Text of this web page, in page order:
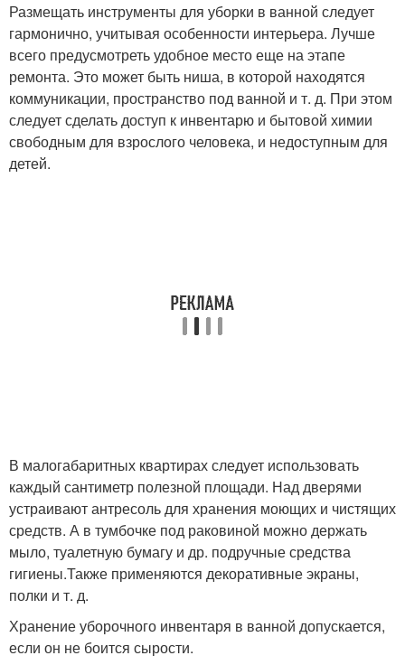
Размещать инструменты для уборки в ванной следует
гармонично, учитывая особенности интерьера. Лучше
всего предусмотреть удобное место еще на этапе
ремонта. Это может быть ниша, в которой находятся
коммуникации, пространство под ванной и т. д. При этом
следует сделать доступ к инвентарю и бытовой химии
свободным для взрослого человека, и недоступным для
детей.
В малогабаритных квартирах следует использовать
каждый сантиметр полезной площади. Над дверями
устраивают антресоль для хранения моющих и чистящих
средств. А в тумбочке под раковиной можно держать
мыло, туалетную бумагу и др. подручные средства
гигиены.Также применяются декоративные экраны,
полки и т. д.
Хранение уборочного инвентаря в ванной допускается,
если он не боится сырости.